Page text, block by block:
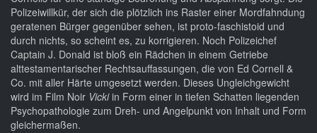
Polizeiwillkür, der sich die plötzlich ins Raster einer Mordfahndung
geratenen Bürger gegenüber sehen, ist proto-faschistoid und
durch nichts, so scheint es, zu korrigieren. Noch Polizeichef
Captain J. Donald ist bloß ein Rädchen in einem Getriebe
alttestamentarischer Rechtsauffassungen, die von Ed Cornell &
Co. mit aller Härte umgesetzt werden. Dieses Ungleichgewicht
wird im Film Noir Vickiin Form einer in tiefen Schatten liegenden
Psychopathologie zum Dreh- und Angelpunkt von Inhalt und Form
gleichermaßen.